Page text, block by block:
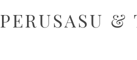
PERUSASU